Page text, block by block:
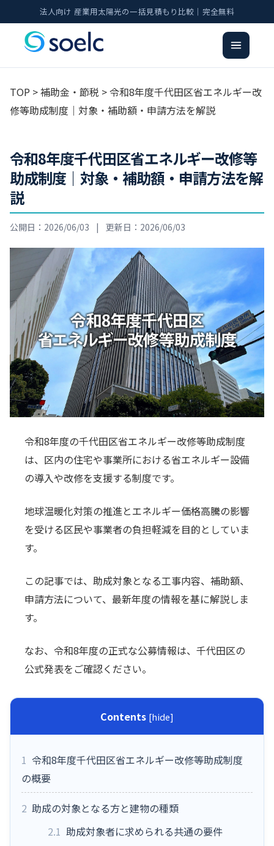
法人向け 産業用太陽光の一括見積もり比較｜完全無料
TOP >補助金・節税 > 令和8年度千代田区省エネルギー改
修等助成制度｜対象・補助額・申請方法を解説
令和8年度千代田区省エネルギー改修等
助成制度｜対象・補助額・申請方法を解
説
公開日：2026/06/03 | 更新日：2026/06/03
令和8年度の千代田区省エネルギー改修等助成制度
は、区内の住宅や事業所における省エネルギー設備
の導入や改修を支援する制度です。
地球温暖化対策の推進とエネルギー価格高騰の影響
を受ける区民や事業者の負担軽減を目的としていま
す。
この記事では、助成対象となる工事内容、補助額、
申請方法について、最新年度の情報を基に解説しま
す。
なお、令和8年度の正式な公募情報は、千代田区の
公式発表をご確認ください。
Contents [hide]
1 令和8年度千代田区省エネルギー改修等助成制度
の概要
2 助成の対象となる方と建物の種類
2.1 助成対象者に求められる共通の要件